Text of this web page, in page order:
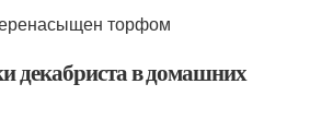
торфом
декабриста в домашних